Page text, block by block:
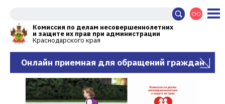
Комиссия по делам несовершеннолетних
и защите их прав при администрации
Краснодарского края
Онлайн приемная для обращений граждан